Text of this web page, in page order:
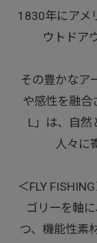
1830年にアメ
ウトドア
その豊かなア
や感性を融合
L」は、自然
人々に
＜FLY
ゴリーを軸
つ、機能性素